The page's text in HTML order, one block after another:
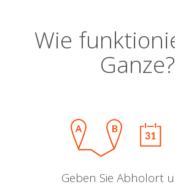
Wie
Ganze?
Geben Sie Abholort